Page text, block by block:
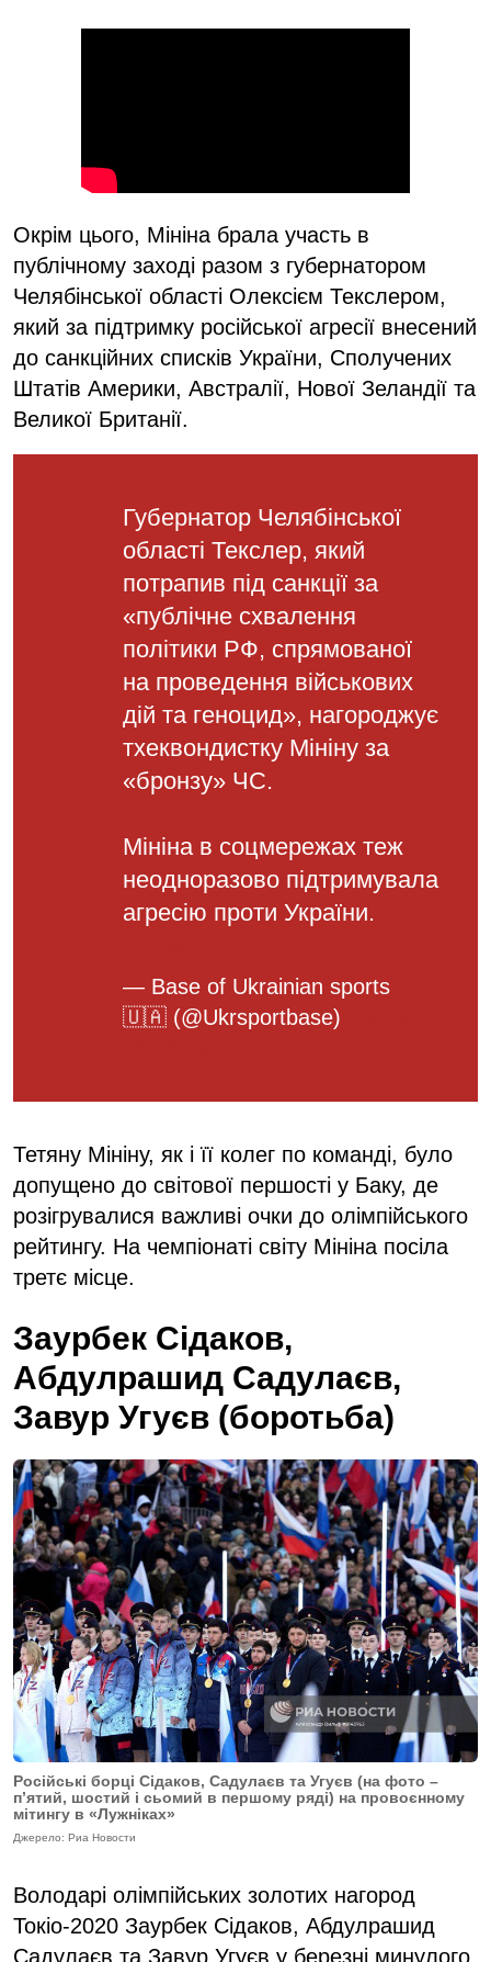
Окрім цього, Мініна брала участь в
публічному заході разом з губернатором
Челябінської області Олексієм Текслером,
який за підтримку російської агресії внесений
до санкційних списків України, Сполучених
Штатів Америки, Австралії, Нової Зеландії та
Великої Британії.
Губернатор Челябінської
області Текслер, який
потрапив під санкції за
«публічне схвалення
політики РФ, спрямованої
на проведення військових
дій та геноцид», нагороджує
тхеквондистку Мініну за
«бронзу» ЧС.
Мініна в соцмережах теж
неодноразово підтримувала
агресію проти України.
— Base of Ukrainian sports
🇺🇦 (@Ukrsportbase)
Тетяну Мініну, як і її колег по команді, було
допущено до світової першості у Баку, де
розігрувалися важливі очки до олімпійського
рейтингу. На чемпіонаті світу Мініна посіла
третє місце.
Заурбек Сідаков,
Абдулрашид Садулаєв,
Завур Угуєв (боротьба)
Російські борці Сідаков, Садулаєв та Угуєв (на фото –
п’ятий, шостий і сьомий в першому ряді) на провоєнному
мітингу в «Лужніках»
Джерело: Риа Новости
Володарі олімпійських золотих нагород
Токіо-2020 Заурбек Сідаков, Абдулрашид
Садулаєв та Завур Угуєв у березні минулого